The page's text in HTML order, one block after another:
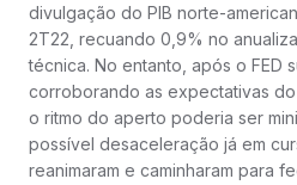
divulgação do PIB norte-
2T22, recuando 0,9% no
técnica. No entanto, após o FED
corroborando as expectativas
o ritmo do aperto poderia ser
possível desaceleração já em
reanimaram e caminharam para